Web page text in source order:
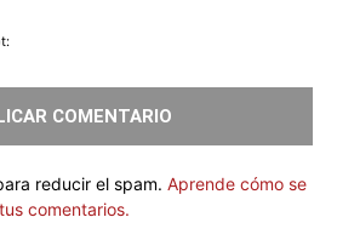
reducir el spam. Aprende cómo se
comentarios.